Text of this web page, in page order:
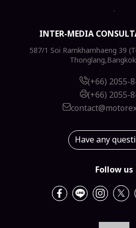
INTER-MEDIA
587/1 Soi Ramkhamhaeng 39
(+66) 2055-
(+66) 2055-
Have any
Follow us